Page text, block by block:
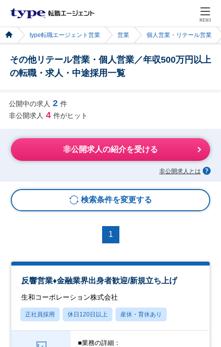
MENU
type転職エージェント営業 営業 個人営業・リテール営業
その他リテール営業・個人営業／年収500万円以上
の転職・求人・中途採用一覧
公開中の求人 2 件
非公開求人 4 件がヒット
非公開求人の紹介を受ける
非公開求人とは
検索条件を変更する
1
反響営業♦金融業界出身者歓迎/新規立ち上げ
生和コーポレーション株式会社
正社員採用 休日120日以上 産休・育休あり
■業務の詳細：